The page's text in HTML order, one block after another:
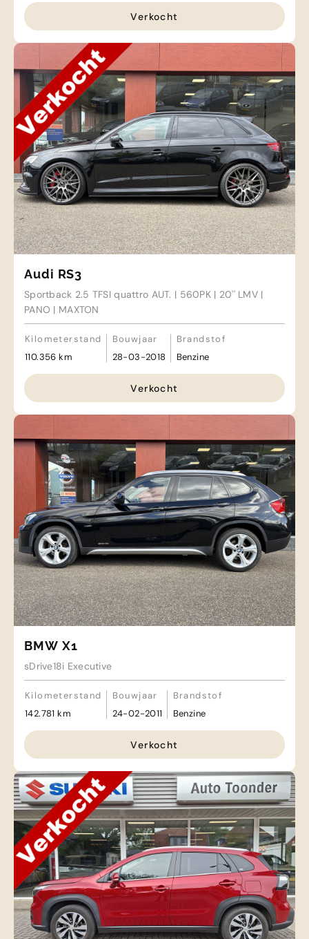
Verkocht
Audi RS3
Sportback 2.5 TFSI quattro AUT. | 560PK | 20'' LMV |
PANO | MAXTON
Kilometerstand
110.356 km
Bouwjaar
28-03-2018
Brandstof
Benzine
Verkocht
BMW X1
sDrive18i Executive
Kilometerstand
142.781 km
Bouwjaar
24-02-2011
Brandstof
Benzine
Verkocht